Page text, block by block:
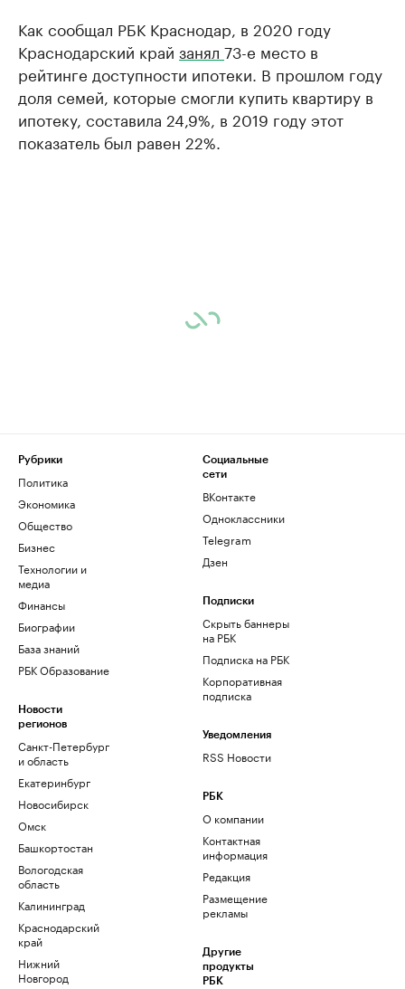
Как сообщал РБК Краснодар, в 2020 году
Краснодарский край занял 73-е место в
рейтинге доступности ипотеки. В прошлом году
доля семей, которые смогли купить квартиру в
ипотеку, составила 24,9%, в 2019 году этот
показатель был равен 22%.
Рубрики
Политика
Экономика
Общество
Бизнес
Технологии и
медиа
Финансы
Биографии
База знаний
РБК Образование
Новости
регионов
Санкт-Петербург
и область
Екатеринбург
Новосибирск
Омск
Башкортостан
Вологодская
область
Калининград
Краснодарский
край
Нижний
Новгород
Социальные
сети
ВКонтакте
Одноклассники
Telegram
Дзен
Подписки
Скрыть баннеры
на РБК
Подписка на РБК
Корпоративная
подписка
Уведомления
RSS Новости
РБК
О компании
Контактная
информация
Редакция
Размещение
рекламы
Другие
продукты
РБК